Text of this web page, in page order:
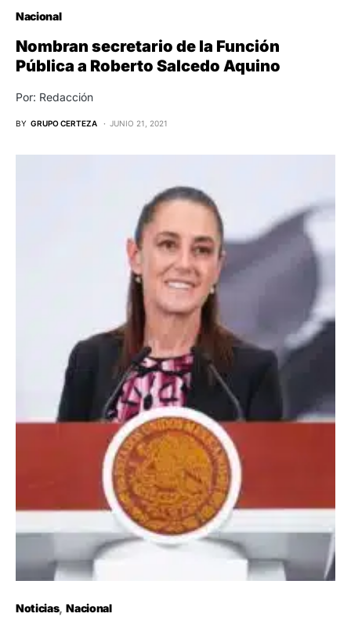
Nacional
Nombran secretario de la Función
Pública a Roberto Salcedo Aquino
Por: Redacción
BY GRUPO CERTEZA JUNIO 21, 2021
Noticias Nacional